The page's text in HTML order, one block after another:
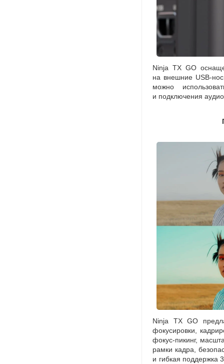
Ninja TX GO
на внешние USB-
можно
и подключения
Ninja TX GO
фокусировки,
фокус-пикинг,
рамки кадра,
и гибкая поддержка